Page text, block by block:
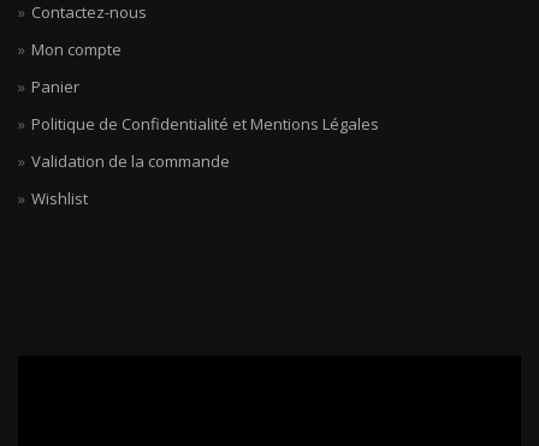
Contactez-nous
Mon compte
Panier
Politique de Confidentialité et Mentions Légales
Validation de la commande
Wishlist